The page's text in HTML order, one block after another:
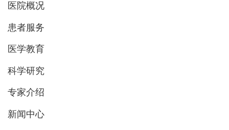
医院概况
患者服务
医学教育
科学研究
专家介绍
新闻中心